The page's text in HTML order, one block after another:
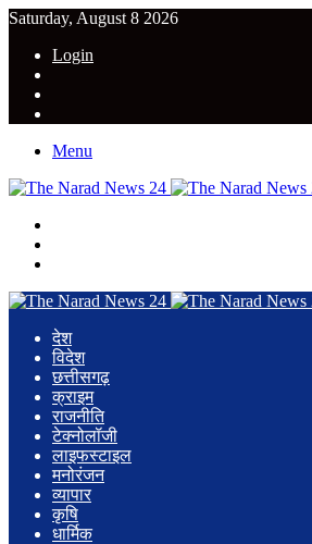
Saturday, August 8 2026
Login
Menu
देश
विदेश
छत्तीसगढ़
क्राइम
राजनीति
टेक्नोलॉजी
लाइफस्टाइल
मनोरंजन
व्यापार
कृषि
धार्मिक